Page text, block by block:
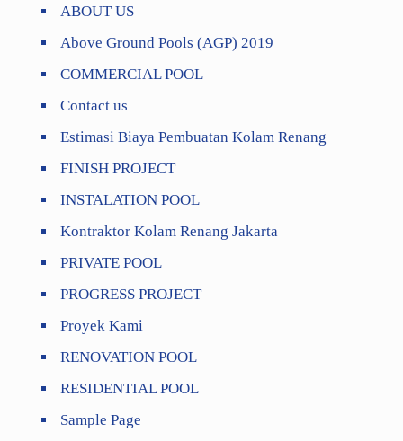
ABOUT US
Above Ground Pools (AGP) 2019
COMMERCIAL POOL
Contact us
Estimasi Biaya Pembuatan Kolam Renang
FINISH PROJECT
INSTALATION POOL
Kontraktor Kolam Renang Jakarta
PRIVATE POOL
PROGRESS PROJECT
Proyek Kami
RENOVATION POOL
RESIDENTIAL POOL
Sample Page